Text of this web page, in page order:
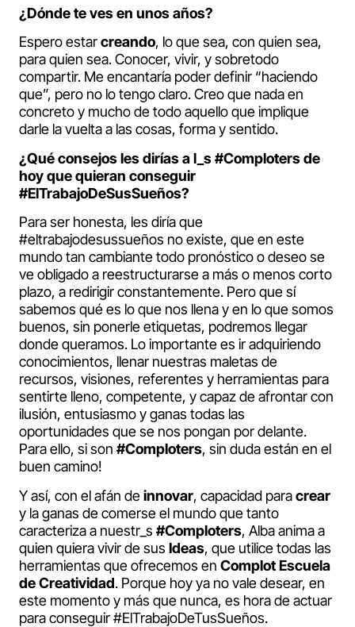
¿Dónde te ves en unos años?
Espero estarcreando, lo que sea, con quien sea,
para quien sea. Conocer, vivir, y sobretodo
compartir. Me encantaría poder definir “haciendo
que”, pero no lo tengo claro. Creo que nada en
concreto y mucho de todo aquello que implique
darle la vuelta a las cosas, forma y sentido.
¿Qué consejos les dirías a l_s #Comploters de
hoy que quieran conseguir
#ElTrabajoDeSusSueños?
Para ser honesta, les diría que
#eltrabajodesussueños no existe, que en este
mundo tan cambiante todo pronóstico o deseo se
ve obligado a reestructurarse a más o menos corto
plazo, a redirigir constantemente. Pero que sí
sabemos qué es lo que nos llena y en lo que somos
buenos, sin ponerle etiquetas, podremos llegar
donde queramos. Lo importante es ir adquiriendo
conocimientos, llenar nuestras maletas de
recursos, visiones, referentes y herramientas para
sentirte lleno, competente, y capaz de afrontar con
ilusión, entusiasmo y ganas todas las
oportunidades que se nos pongan por delante.
Para ello, si son #Comploters, sin duda están en el
buen camino!
Y así, con el afán deinnovar, capacidad paracrear
y la ganas de comerse el mundo que tanto
caracteriza a nuestr_s #Comploters, Alba anima a
quien quiera vivir de sus Ideas, que utilice todas las
herramientas que ofrecemos en Complot Escuela
de Creatividad. Porque hoy ya no vale desear, en
este momento y más que nunca, es hora de actuar
para conseguir #ElTrabajoDeTusSueños.